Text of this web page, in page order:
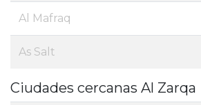
Al Mafraq
As Salt
Ciudades cercanas Al Zarqa